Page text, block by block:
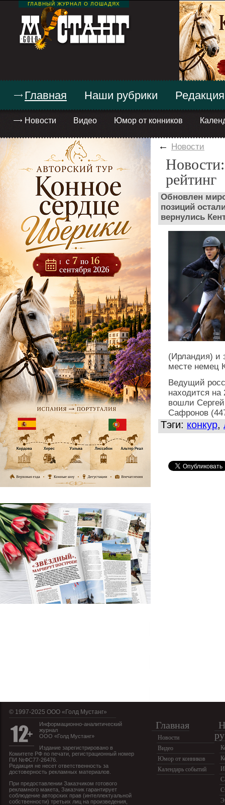
ГЛАВНЫЙ ЖУРНАЛ О ЛОШАДЯХ
Главная
Новости Видео Юмор от конников
Наши рубрики Редакция
← Новости
рейтинг
Обновлен
позиций
вернулись
(Ирландия) и
месте немец
Ведущий
находится на
вошли
Сафронов
Тэги: конкур,
© 1997-2025 OOO «Голд Мустанг»
Информационно-аналитический
журнал
ООО «Голд Мустанг»
Издание зарегистрировано в
Комитете РФ по печати, регистрационный номер
ПИ №ФС77-26476.
Редакция не несет ответственность за
достоверность рекламных материалов.
При предоставлении Заказчиком готового
рекламного макета, Заказчик гарантирует
соблюдение авторских прав (интеллектуальной
собственности) третьих лиц на произведения,
Главная
Новости
Видео
Юмор от конников
Календарь событий